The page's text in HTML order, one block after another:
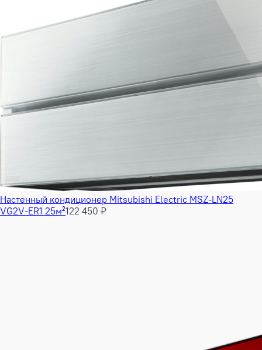
Настенный кондиционер Mitsubishi Electric MSZ-LN25
VG2V-ER1 25м²122 450 ₽